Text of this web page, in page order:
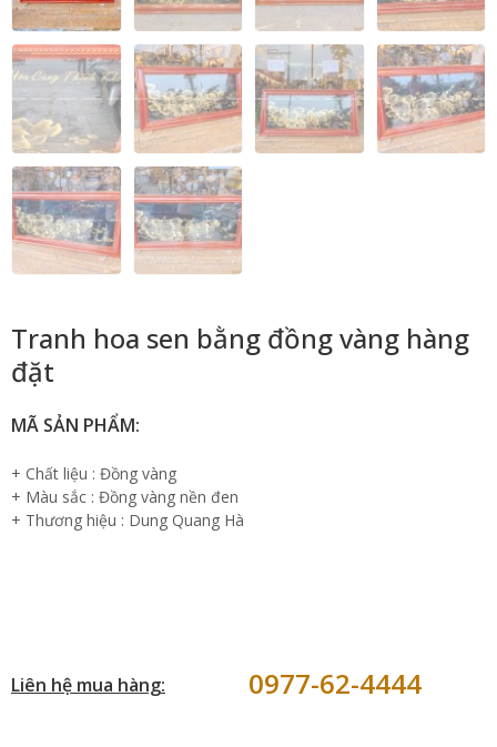
Tranh hoa sen bằng đồng vàng hàng
đặt
MÃ SẢN PHẨM:
+ Chất liệu : Đồng vàng
+ Màu sắc : Đồng vàng nền đen
+ Thương hiệu : Dung Quang Hà
Liên hệ mua hàng: 0977-62-4444